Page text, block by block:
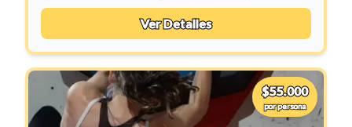
Ver Detalles
$55.000
por persona